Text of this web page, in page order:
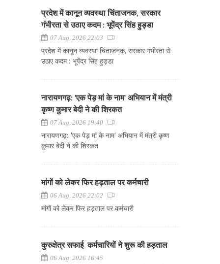
प्रदेश में कानून व्यवस्था चिंताजनक, सरकार
गंभीरता से उठाए कदम : भूपेंद्र सिंह हुड्डा
07 Aug, 2026 22:03
प्रदेश में कानून व्यवस्था चिंताजनक, सरकार गंभीरता से
उठाए कदम : भूपेंद्र सिंह हुड्डा
नारायणगढ़: 'एक पेड़ मां के नाम' अभियान में मंत्री
कृष्ण कुमार बेदी ने की शिरकत
07 Aug, 2026 19:40
नारायणगढ़: 'एक पेड़ मां के नाम' अभियान में मंत्री कृष्ण
कुमार बेदी ने की शिरकत
मांगों को लेकर फिर हड़ताल पर कर्मचारी
06 Aug, 2026 22:02
मांगों को लेकर फिर हड़ताल पर कर्मचारी
कुरुक्षेत्र सफाई कर्मचारियों ने शुरू की हड़ताल
06 Aug, 2026 16:45